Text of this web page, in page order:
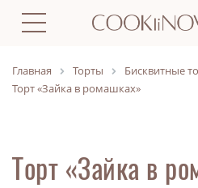
Главная Торты Бисквитные
Торт «Зайка в ромашках»
Торт «Зайка в